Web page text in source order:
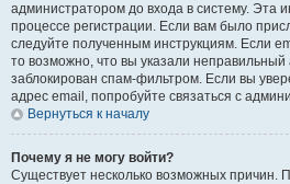
администратором до входа в систему. Эта
процессе регистрации. Если вам было
следуйте полученным инструкциям. Если
то возможно, что вы указали
заблокирован спам-фильтром. Если вы
адрес email, попробуйте связаться с
Вернуться к началу
Почему я не могу войти?
Существует несколько возможных причин.